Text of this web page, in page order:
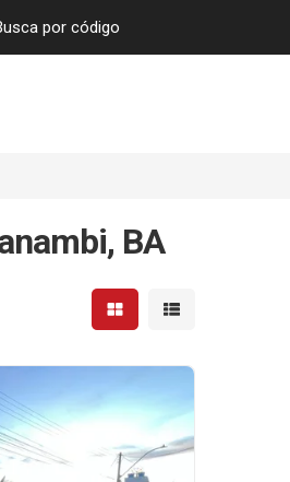
BA
Mostrar resultados em
Mostrar